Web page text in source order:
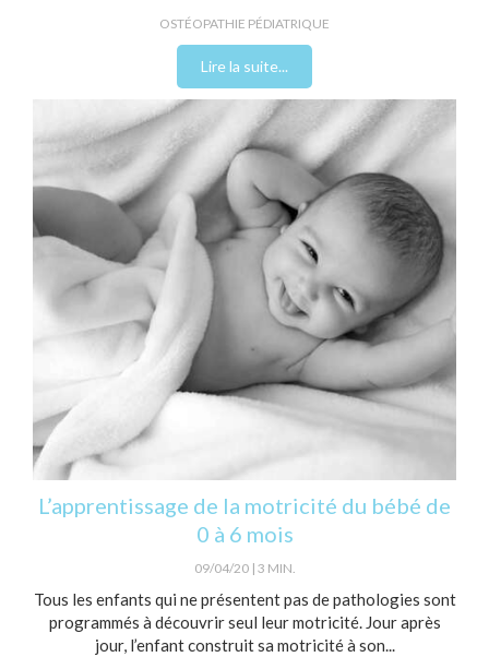
OSTÉOPATHIE PÉDIATRIQUE
Lire la suite...
L’apprentissage de la motricité du bébé de
0 à 6 mois
09/04/20 3 MIN.
Tous les enfants qui ne présentent pas de pathologies sont
programmés à découvrir seul leur motricité. Jour après
jour, l’enfant construit sa motricité à son...